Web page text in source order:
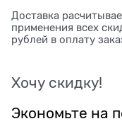
Доставка
применения всех
рублей в оплату
Хочу скидку!
Экономьте на